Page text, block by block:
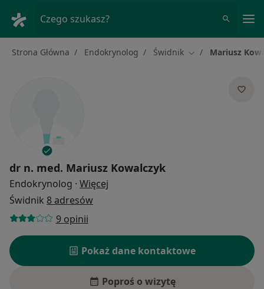
Czego szukasz?
Strona Główna Endokrynolog Świdnik Zmień miasto
Mariusz
dr n. med. Mariusz Kowalczyk
Endokrynolog · Więcej
Świdnik 8 adresów
9 opinii
Pokaż dane kontaktowe
Poproś o wizytę